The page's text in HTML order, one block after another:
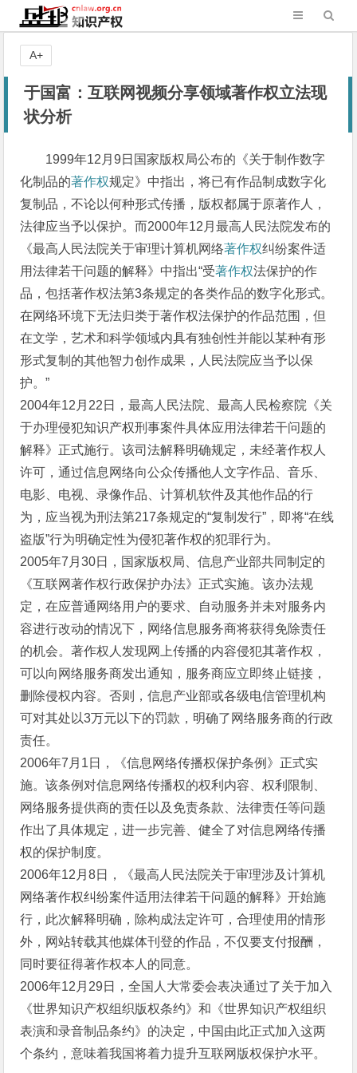
于国富：互联网视频分享领域著作权立法现
状分析
1999年12月9日国家版权局公布的《关于制作数字
化制品的著作权规定》中指出，将已有作品制成数字化
复制品，不论以何种形式传播，版权都属于原著作人，
法律应当予以保护。而2000年12月最高人民法院发布的
《最高人民法院关于审理计算机网络著作权纠纷案件适
用法律若干问题的解释》中指出“受著作权法保护的作
品，包括著作权法第3条规定的各类作品的数字化形式。
在网络环境下无法归类于著作权法保护的作品范围，但
在文学，艺术和科学领域内具有独创性并能以某种有形
形式复制的其他智力创作成果，人民法院应当予以保
护。”
2004年12月22日，最高人民法院、最高人民检察院《关
于办理侵犯知识产权刑事案件具体应用法律若干问题的
解释》正式施行。该司法解释明确规定，未经著作权人
许可，通过信息网络向公众传播他人文字作品、音乐、
电影、电视、录像作品、计算机软件及其他作品的行
为，应当视为刑法第217条规定的“复制发行”，即将“在线
盗版”行为明确定性为侵犯著作权的犯罪行为。
2005年7月30日，国家版权局、信息产业部共同制定的
《互联网著作权行政保护办法》正式实施。该办法规
定，在应普通网络用户的要求、自动服务并未对服务内
容进行改动的情况下，网络信息服务商将获得免除责任
的机会。著作权人发现网上传播的内容侵犯其著作权，
可以向网络服务商发出通知，服务商应立即终止链接，
删除侵权内容。否则，信息产业部或各级电信管理机构
可对其处以3万元以下的罚款，明确了网络服务商的行政
责任。
2006年7月1日，《信息网络传播权保护条例》正式实
施。该条例对信息网络传播权的权利内容、权利限制、
网络服务提供商的责任以及免责条款、法律责任等问题
作出了具体规定，进一步完善、健全了对信息网络传播
权的保护制度。
2006年12月8日，《最高人民法院关于审理涉及计算机
网络著作权纠纷案件适用法律若干问题的解释》开始施
行，此次解释明确，除构成法定许可，合理使用的情形
外，网站转载其他媒体刊登的作品，不仅要支付报酬，
同时要征得著作权本人的同意。
2006年12月29日，全国人大常委会表决通过了关于加入
《世界知识产权组织版权条约》和《世界知识产权组织
表演和录音制品条约》的决定，中国由此正式加入这两
个条约，意味着我国将着力提升互联网版权保护水平。
A+